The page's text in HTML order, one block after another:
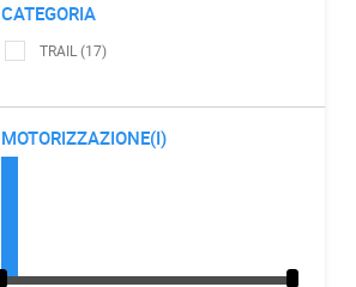
CATEGORIA
TRAIL (17)
MOTORIZZAZIONE(I)